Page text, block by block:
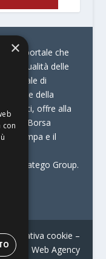
è il portale che
e l’attualità delle
il portale di
settore della
offre alla
la Borsa
Stampa e il
di Stratego Group.
cookie –
Web Agency
×
con